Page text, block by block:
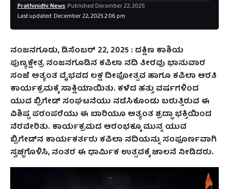
Last updated: December 22, 2025 2:06 pm
Prathinidhi News Published December 22, 2025
ನಂಜನಗೂಡು, ಡಿಸೆಂಬರ್‌ 22, 2025 : ದಕ್ಷಿಣ ಕಾಶಿಯ
ಪುಣ್ಯಕ್ಷೇತ್ರ ನಂಜನಗೂಡಿನ ಕಪಿಲಾ ನದಿ ತೀರವು ಭಾನುವಾರ
ಸಂಜೆ ಅತ್ಯಂತ ವೈಭವದ ಲಕ್ಷ ದೀಪೋತ್ಸವ ಹಾಗೂ ಕಪಿಲಾ ಆರತಿ
ಕಾರ್ಯಕ್ರಮಕ್ಕೆ ಸಾಕ್ಷಿಯಾಯಿತು. ಕಳೆದ ಹತ್ತು ವರ್ಷಗಳಿಂದ
ಯುವ ಬ್ರಿಗೇಡ್ ಸಂಘಟನೆಯು ನಡೆಸಿಕೊಂಡು ಬರುತ್ತಿರುವ ಈ
ವಿಶಿಷ್ಟ ಪರಂಪರೆಯು ಈ ಬಾರಿಯೂ ಅತ್ಯಂತ ಶ್ರದ್ಧಾ ಭಕ್ತಿಯಿಂದ
ನೆರವೇರಿತು. ಕಾರ್ಯಕ್ರಮದ ಆರಂಭಕ್ಕೂ ಮುನ್ನ ಯುವ
ಬ್ರಿಗೇಡ್‌ನ ಕಾರ್ಯಕರ್ತರು ಕಪಿಲಾ ನದಿಯನ್ನು ಸಂಪೂರ್ಣವಾಗಿ
ಸ್ವಚ್ಛಗೊಳಿಸಿ, ನಂತರ ಈ ಧಾರ್ಮಿಕ ಉತ್ಸವಕ್ಕೆ ಚಾಲನೆ ನೀಡಿದರು.